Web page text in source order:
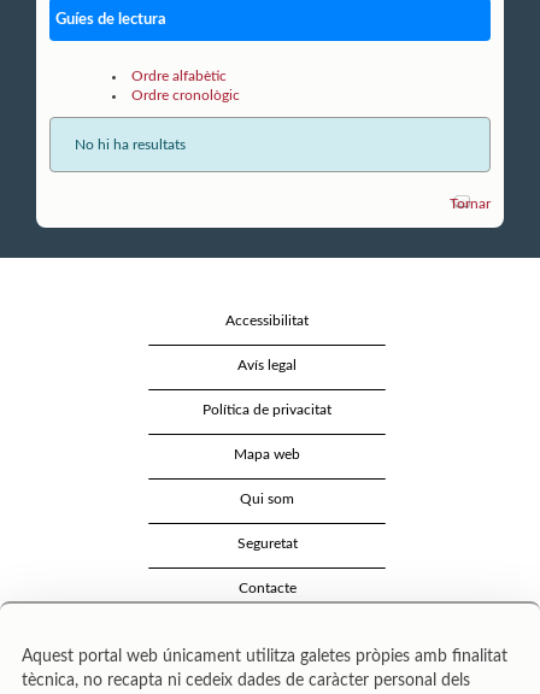
Guíes de lectura
Ordre alfabètic
Ordre cronològic
No hi ha resultats
Tornar
Accessibilitat
Avís legal
Política de privacitat
Mapa web
Qui som
Seguretat
Contacte
Aquest portal web únicament utilitza galetes pròpies amb finalitat
tècnica, no recapta ni cedeix dades de caràcter personal dels